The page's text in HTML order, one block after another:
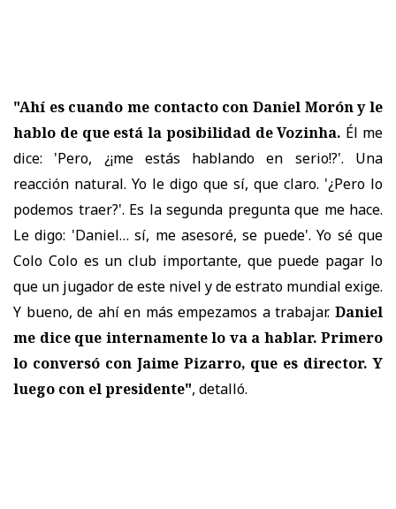
"Ahí es cuando me contacto con Daniel Morón y le
hablo de que está la posibilidad de Vozinha. Él me
dice: 'Pero, ¿¡me estás hablando en serio!?'. Una
reacción natural. Yo le digo que sí, que claro. '¿Pero lo
podemos traer?'. Es la segunda pregunta que me hace.
Le digo: 'Daniel… sí, me asesoré, se puede'. Yo sé que
Colo Colo es un club importante, que puede pagar lo
que un jugador de este nivel y de estrato mundial exige.
Y bueno, de ahí en más empezamos a trabajar. Daniel
me dice que internamente lo va a hablar. Primero
lo conversó con Jaime Pizarro, que es director. Y
luego con el presidente", detalló.